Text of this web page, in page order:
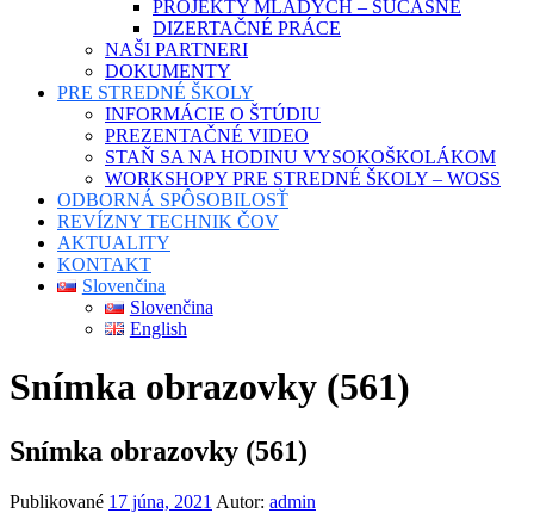
PROJEKTY MLADÝCH – SÚČASNÉ
DIZERTAČNÉ PRÁCE
NAŠI PARTNERI
DOKUMENTY
PRE STREDNÉ ŠKOLY
INFORMÁCIE O ŠTÚDIU
PREZENTAČNÉ VIDEO
STAŇ SA NA HODINU VYSOKOŠKOLÁKOM
WORKSHOPY PRE STREDNÉ ŠKOLY – WOSS
ODBORNÁ SPÔSOBILOSŤ
REVÍZNY TECHNIK ČOV
AKTUALITY
KONTAKT
Slovenčina
Slovenčina
English
Snímka obrazovky (561)
Snímka obrazovky (561)
Publikované 17 júna, 2021 Autor: admin